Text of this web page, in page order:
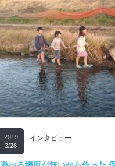
2019
3/28
インタビュー